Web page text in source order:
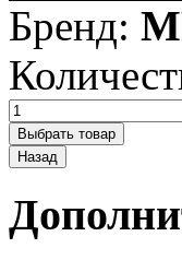
Бренд: